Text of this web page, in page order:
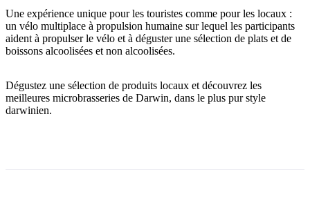
Rechercher:
Une expérience unique pour les touristes comme pour les locaux :
un vélo multiplace à propulsion humaine sur lequel les participants
aident à propulser le vélo et à déguster une sélection de plats et de
boissons alcoolisées et non alcoolisées.
Dégustez une sélection de produits locaux et découvrez les
meilleures microbrasseries de Darwin, dans le plus pur style
darwinien.